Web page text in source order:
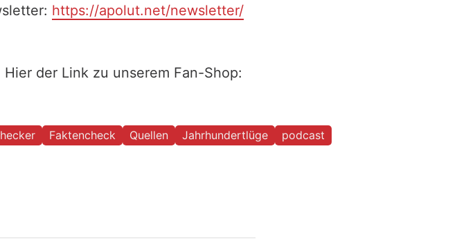
https://apolut.net/newsletter/
der Link zu unserem Fan-Shop:
Faktencheck Quellen Jahrhundertlüge podcast